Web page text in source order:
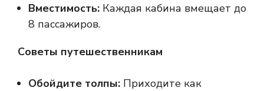
Вместимость: Каждая кабина вмещает до
8 пассажиров.
Советы путешественникам
Обойдите толпы: Приходите как